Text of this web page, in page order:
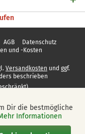
AGB
Datenschutz
und -Kosten
Versandkosten und ggf.
beschrieben
Aktiv
Dir die bestmögliche
Informationen